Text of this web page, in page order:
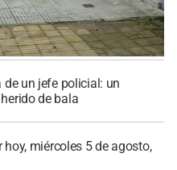
un jefe policial: un
de bala
miércoles 5 de agosto,